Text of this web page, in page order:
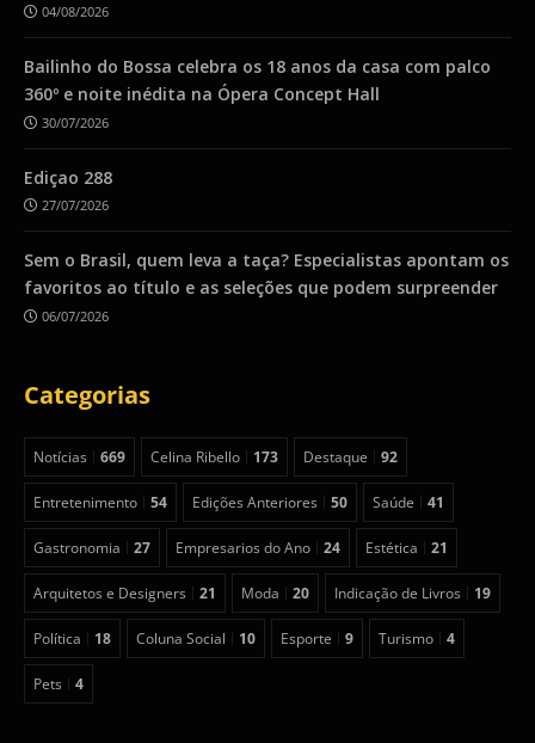
04/08/2026
Bailinho do Bossa celebra os 18 anos da casa com palco
360º e noite inédita na Ópera Concept Hall
30/07/2026
Ediçao 288
27/07/2026
Sem o Brasil, quem leva a taça? Especialistas apontam os
favoritos ao título e as seleções que podem surpreender
06/07/2026
Categorias
Notícias 669 Celina Ribello 173 Destaque 92
Entretenimento 54 Edições Anteriores 50 Saúde 41
Gastronomia 27 Empresarios do Ano 24 Estética 21
Arquitetos e Designers 21 Moda 20 Indicação de Livros 19
Política 18 Coluna Social 10 Esporte 9 Turismo 4
Pets 4